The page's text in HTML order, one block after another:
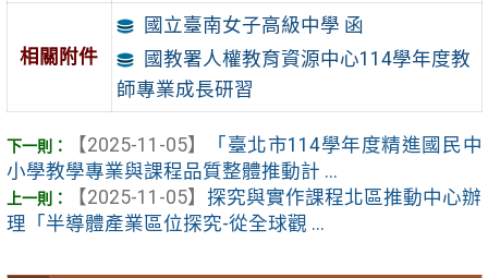
相關附件
國立臺南女子高級中學 函
國教署人權教育資源中心114學年度教
師專業成長研習
【2025-11-05】
「臺北市114學年度精進國民中
小學教學專業與課程品質整體推動計 ...
【2025-11-05】 探究與實作課程北區推動中心辦
理「半導體產業區位探究-從全球觀 ...